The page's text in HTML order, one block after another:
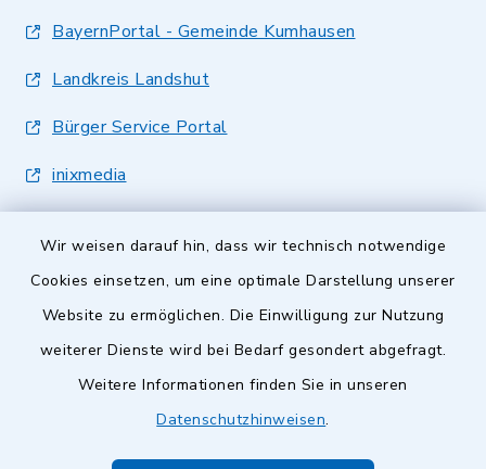
Wir weisen darauf hin, dass wir technisch notwendige
Cookies einsetzen, um eine optimale Darstellung unserer
Website zu ermöglichen. Die Einwilligung zur Nutzung
weiterer Dienste wird bei Bedarf gesondert abgefragt.
Weitere Informationen finden Sie in unseren
Datenschutzhinweisen.
BayernPortal - Gemeinde Kumhausen
Landkreis Landshut
Bürger Service Portal
inixmedia
Barrierefreiheit